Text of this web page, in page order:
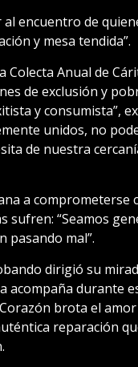
encuentro de
y mesa tendida”.
Colecta Anual de
de exclusión y
y consumista”,
unidos, no
de nuestra
a comprometerse
sufren: “Seamos
pasando mal”.
dirigió su
acompaña durante
brota el amor
reparación